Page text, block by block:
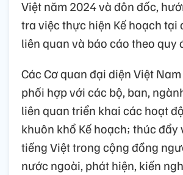
Việt năm 2024 và đôn đốc,
tra việc thực hiện Kế hoạch tại
liên quan và báo cáo theo quy
Các Cơ quan đại diện Việt
phối hợp với các bộ, ban,
liên quan triển khai các hoạt
khuôn khổ Kế hoạch; thúc đẩy
tiếng Việt trong cộng đồng
nước ngoài, phát hiện, kiến